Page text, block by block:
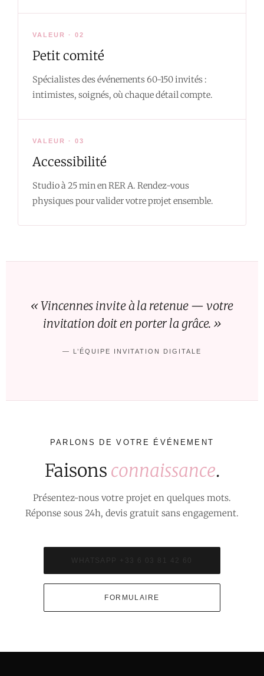
VALEUR · 02
Petit comité
Spécialistes des événements 60-150 invités :
intimistes, soignés, où chaque détail compte.
VALEUR · 03
Accessibilité
Studio à 25 min en RER A. Rendez-vous
physiques pour valider votre projet ensemble.
« Vincennes invite à la retenue — votre
invitation doit en porter la grâce. »
— L’ÉQUIPE INVITATION DIGITALE
PARLONS DE VOTRE ÉVÉNEMENT
Faisons connaissance.
Présentez-nous votre projet en quelques mots.
Réponse sous 24h, devis gratuit sans engagement.
WHATSAPP +33 6 03 81 42 60
FORMULAIRE